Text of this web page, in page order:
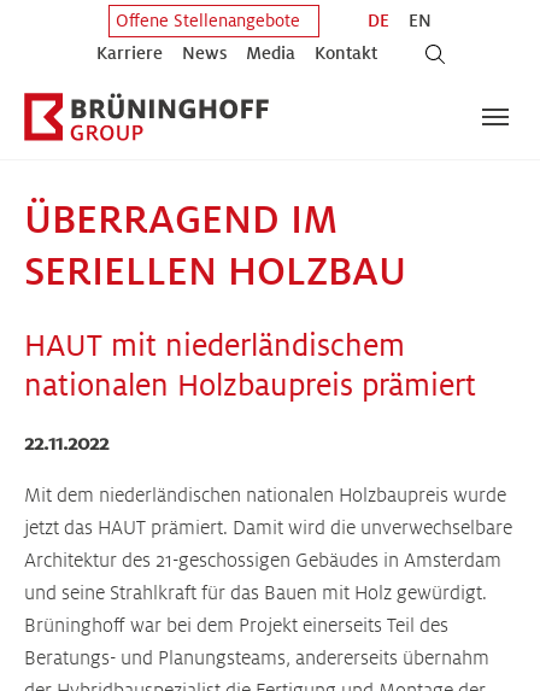
Zum Hauptinhalt springen
Zum Fuß der Seite springen
Offene Stellenangebote
Karriere
News Media Kontakt
DE EN
ÜBERRAGEND IM
SERIELLEN HOLZBAU
HAUT mit niederländischem
nationalen Holzbaupreis prämiert
22.11.2022
Mit dem niederländischen nationalen Holzbaupreis wurde
jetzt das HAUT prämiert. Damit wird die unverwechselbare
Architektur des 21-geschossigen Gebäudes in Amsterdam
und seine Strahlkraft für das Bauen mit Holz gewürdigt.
Brüninghoff war bei dem Projekt einerseits Teil des
Beratungs- und Planungsteams, andererseits übernahm